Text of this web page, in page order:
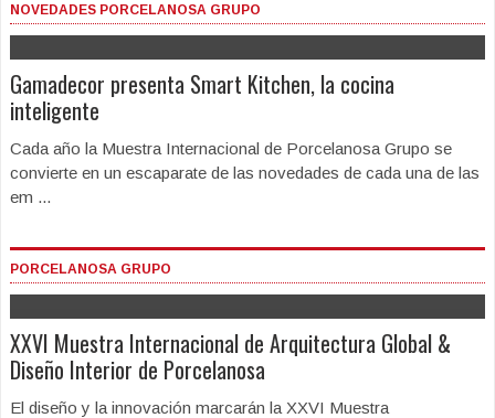
NOVEDADES PORCELANOSA GRUPO
Gamadecor presenta Smart Kitchen, la cocina
inteligente
Cada año la Muestra Internacional de Porcelanosa Grupo se
convierte en un escaparate de las novedades de cada una de las
em ...
PORCELANOSA GRUPO
XXVI Muestra Internacional de Arquitectura Global &
Diseño Interior de Porcelanosa
El diseño y la innovación marcarán la XXVI Muestra